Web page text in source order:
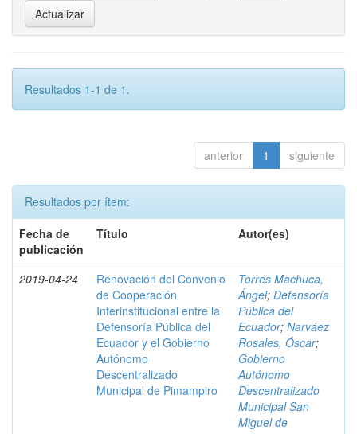
Resultados 1-1 de 1.
anterior 1 siguiente
Resultados por ítem:
Fecha de
publicación
Título Autor(es)
2019-04-24
Renovación del Convenio
de Cooperación
Interinstitucional entre la
Defensoría Pública del
Ecuador y el Gobierno
Autónomo
Descentralizado
Municipal de Pimampiro
Torres Machuca,
Ángel; Defensoría
Pública del
Ecuador; Narváez
Rosales, Óscar;
Gobierno
Autónomo
Descentralizado
Municipal San
Miguel de